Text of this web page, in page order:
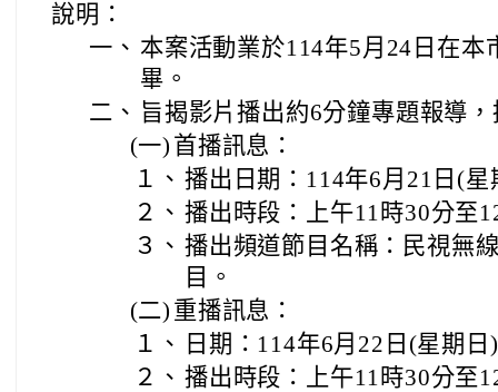
說明：
一、 本案活動業於114年5月24日在本
畢。
二、 旨揭影片播出約6分鐘專題報導
(一) 首播訊息：
１、 播出日期：114年6月21日(星
２、 播出時段：上午11時30分至
３、 播出頻道節目名稱：民視無
目。
(二) 重播訊息：
１、
日期：114年6月22日(星期日
２、 播出時段：上午11時30分至